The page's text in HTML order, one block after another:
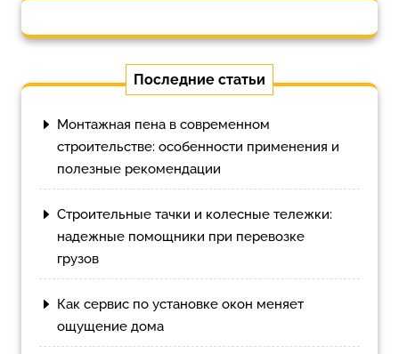
Последние статьи
Монтажная пена в современном
строительстве: особенности применения и
полезные рекомендации
Строительные тачки и колесные тележки:
надежные помощники при перевозке
грузов
Как сервис по установке окон меняет
ощущение дома